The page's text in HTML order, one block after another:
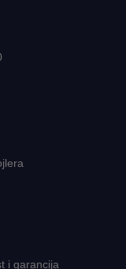
i garancija